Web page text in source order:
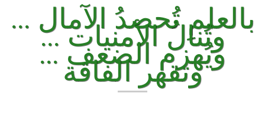
بالعلمِ تُحصدُ الآمال ...
وتُنالُ الأمنيات ...
ويُهزم الضعف ...
وتقهر الفاقة